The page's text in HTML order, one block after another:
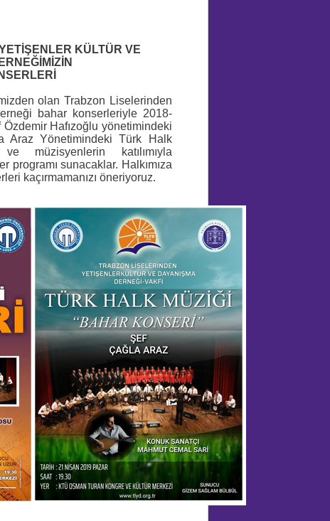
KÜLTÜR VE
olan Trabzon Liselerinden
bahar konserleriyle 2018-
Hafızoğlu yönetimindeki
Araz Yönetimindeki Türk Halk
müzisyenlerin katılımıyla
programı sunacaklar. Halkımıza
kaçırmamanızı öneriyoruz.